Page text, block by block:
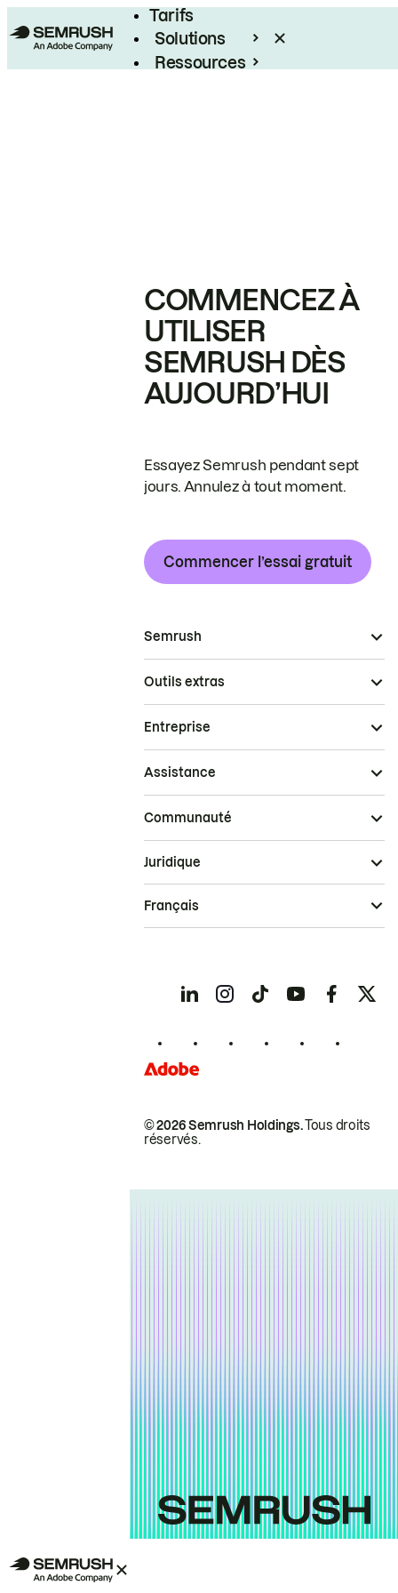
Tarifs
Solutions
Ressources
COMMENCEZ À
UTILISER
SEMRUSH DÈS
AUJOURD’HUI
Essayez Semrush pendant sept
jours. Annulez à tout moment.
Commencer l’essai gratuit
Semrush
Outils extras
Entreprise
Assistance
Communauté
© 2026 Semrush Holdings.Tous droits
réservés.
Juridique
Français